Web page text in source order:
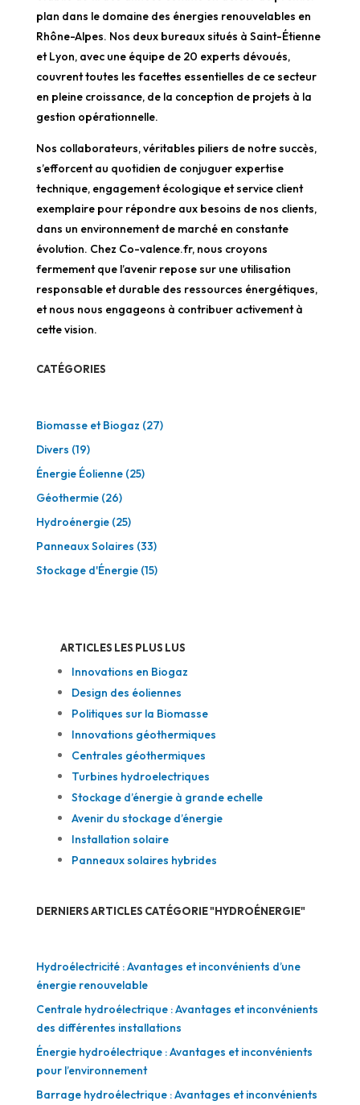
plan dans le domaine des énergies renouvelables en
Rhône-Alpes. Nos deux bureaux situés à Saint-Étienne
et Lyon, avec une équipe de 20 experts dévoués,
couvrent toutes les facettes essentielles de ce secteur
en pleine croissance, de la conception de projets à la
gestion opérationnelle.
Nos collaborateurs, véritables piliers de notre succès,
s’efforcent au quotidien de conjuguer expertise
technique, engagement écologique et service client
exemplaire pour répondre aux besoins de nos clients,
dans un environnement de marché en constante
évolution. Chez Co-valence.fr, nous croyons
fermement que l’avenir repose sur une utilisation
responsable et durable des ressources énergétiques,
et nous nous engageons à contribuer activement à
cette vision.
CATÉGORIES
Biomasse et Biogaz (27)
Divers (19)
Énergie Éolienne(25)
Géothermie(26)
Hydroénergie(25)
Panneaux Solaires (33)
Stockage d'Énergie(15)
ARTICLES LES PLUS LUS
Innovations en Biogaz
Design des éoliennes
Politiques sur la Biomasse
Innovations géothermiques
Centrales géothermiques
Turbines hydroelectriques
Stockage d’énergie à grande echelle
Avenir du stockage d’énergie
Installation solaire
Panneaux solaires hybrides
DERNIERS ARTICLES CATÉGORIE "HYDROÉNERGIE"
Hydroélectricité : Avantages et inconvénients d’une
énergie renouvelable
Centrale hydroélectrique : Avantages et inconvénients
des différentes installations
Énergie hydroélectrique : Avantages et inconvénients
pour l’environnement
Barrage hydroélectrique : Avantages et inconvénients